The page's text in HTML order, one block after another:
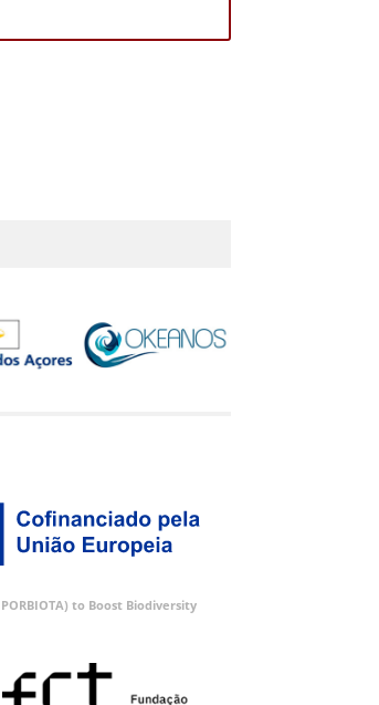
to Boost Biodiversity